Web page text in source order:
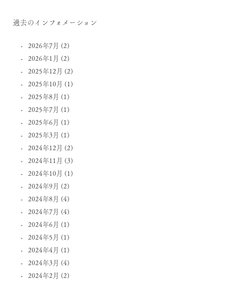
過去のインフォメーション
2026年7月 (2)
2026年1月 (2)
2025年12月 (2)
2025年10月 (1)
2025年8月 (1)
2025年7月 (1)
2025年6月 (1)
2025年3月 (1)
2024年12月 (2)
2024年11月 (3)
2024年10月 (1)
2024年9月 (2)
2024年8月 (4)
2024年7月 (4)
2024年6月 (1)
2024年5月 (1)
2024年4月 (1)
2024年3月 (4)
2024年2月 (2)